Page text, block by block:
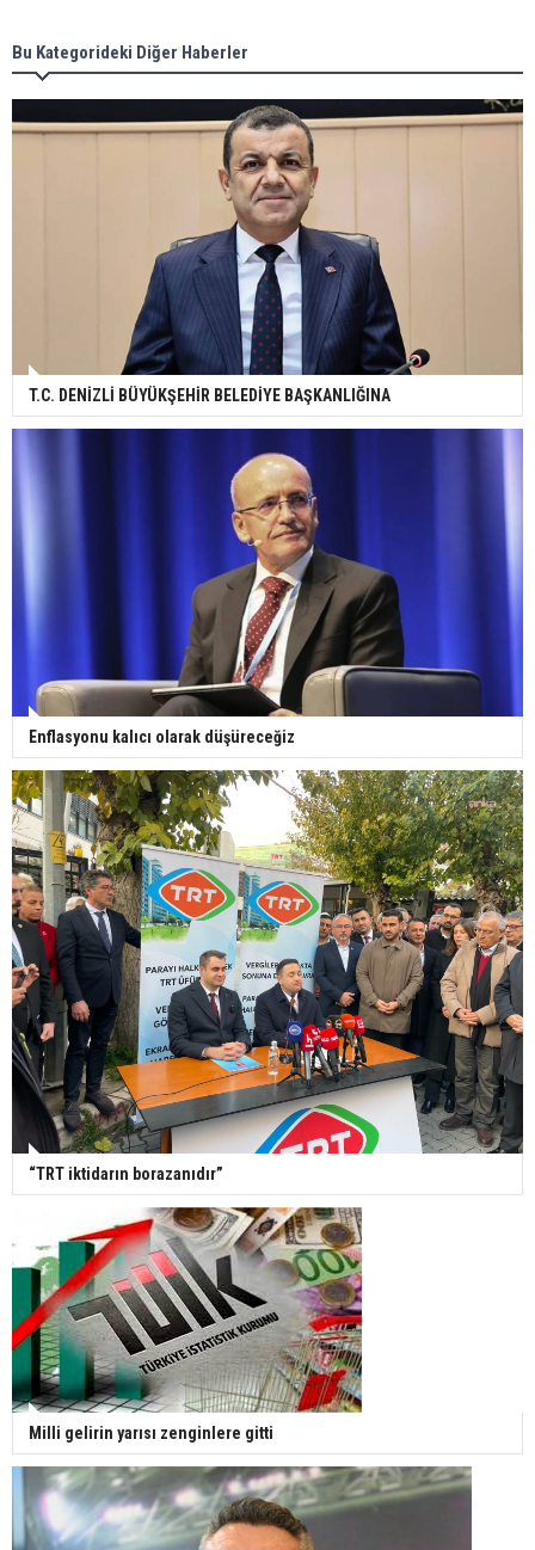
Bu Kategorideki Diğer Haberler
T.C. DENİZLİ BÜYÜKŞEHİR BELEDİYE BAŞKANLIĞINA
Enflasyonu kalıcı olarak düşüreceğiz
“TRT iktidarın borazanıdır”
Milli gelirin yarısı zenginlere gitti